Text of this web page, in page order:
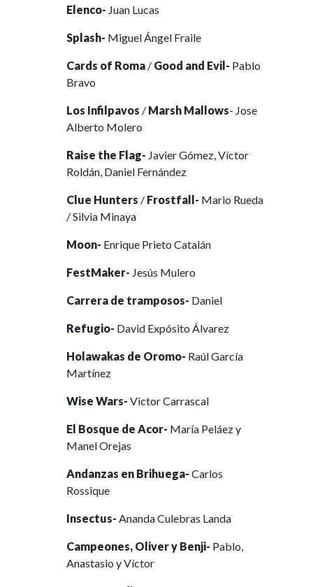
Elenco- Juan Lucas
Splash- Miguel Ángel Fraile
Cards of Roma / Good and Evil- Pablo
Bravo
Los Infilpavos / Marsh Mallows- Jose
Alberto Molero
Raise the Flag- Javier Gómez, Víctor
Roldán, Daniel Fernández
Clue Hunters / Frostfall- Mario Rueda
/ Silvia Minaya
Moon- Enrique Prieto Catalán
FestMaker- Jesús Mulero
Carrera de tramposos- Daniel
Refugio- David Expósito Álvarez
Holawakas de Oromo- Raúl García
Martínez
Wise Wars- Victor Carrascal
El Bosque de Acor- María Peláez y
Manel Orejas
Andanzas en Brihuega- Carlos
Rossique
Insectus- Ananda Culebras Landa
Campeones, Oliver y Benji- Pablo,
Anastasio y Víctor